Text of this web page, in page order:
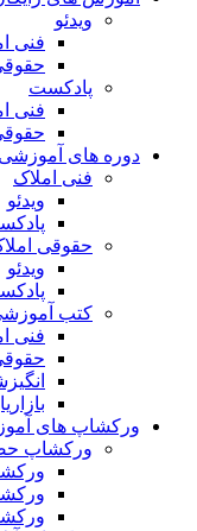
ویدئو
فنی
پادکست
فنی
دوره های آموزشی
فنی املاک
ویدئو
حقوقی
ویدئو
کتب
فنی
ورکشاپ های
ورکشاپ